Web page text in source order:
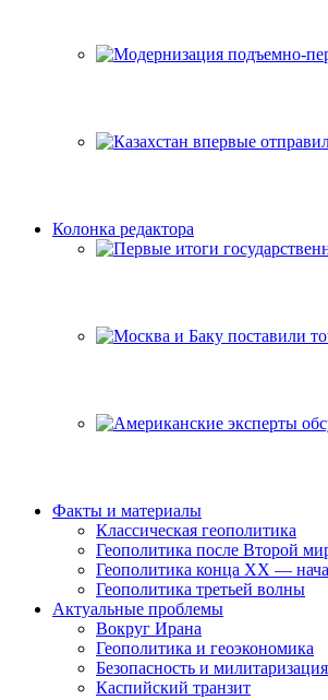
Колонка редактора
Факты и материалы
Классическая геополитика
Геополитика после Второй
Геополитика конца XX —
Геополитика третьей волны
Актуальные проблемы
Вокруг Ирана
Геополитика и геоэкономика
Безопасность и милитаризация
Каспийский транзит